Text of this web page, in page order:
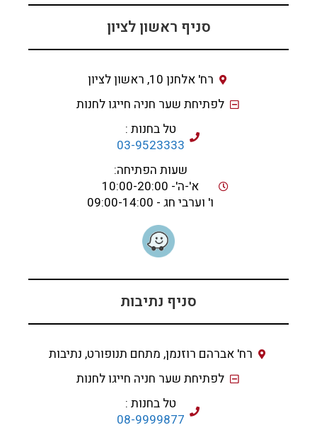
סניף ראשון לציון
רח' אלחנן 10, ראשון לציון
לפתיחת שער חניה חייגו לחנות
טל בחנות :
03-9523333
שעות הפתיחה:
א'-ה'- 10:00-20:00
ו' וערבי חג - 09:00-14:00
סניף נתיבות
רח' אברהם רוזנמן, מתחם תנופורט, נתיבות
לפתיחת שער חניה חייגו לחנות
טל בחנות :
08-9999877